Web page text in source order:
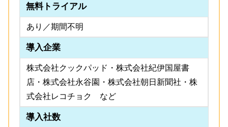
無料トライアル
あり／期間不明
導入企業
株式会社クックパッド・株式会社紀伊国屋書
店・株式会社永谷園・株式会社朝日新聞社・株
式会社レコチョク など
導入社数